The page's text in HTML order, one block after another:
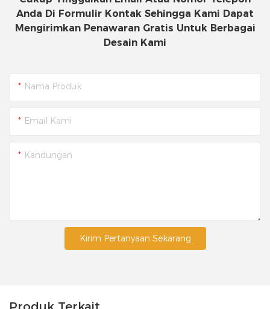
Anda Di Formulir Kontak Sehingga Kami Dapat
Mengirimkan Penawaran Gratis Untuk Berbagai
Desain Kami
Nama Produk
Email Kami
Kandungan
Kirim Pertanyaan Sekarang